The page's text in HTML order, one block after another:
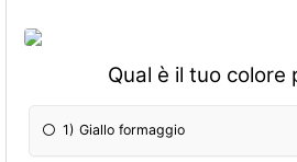
Qual è il tuo colore
1) Giallo formaggio